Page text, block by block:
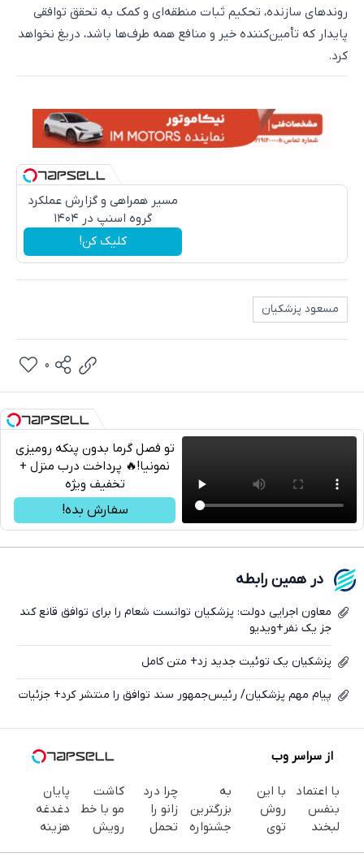
روندهای سازنده، تحکیم ثبات منطقه‌ای و کمک به تحقق توافقی
پایدار که تأمین‌کننده خیر و منافع همه طرف‌ها باشد، دریغ نخواهد
کرد.
مسیر همراهی و گزارش عملکرد
گروه اسنپ در ۱۴۰۴
کلیک کن!
مسعود پزشکیان
تلگرام
واتساپ
0
تو فصل گرما بدون پنکه رومیزی
نمونیا!🔥 پرداخت درب منزل +
تخفیف ویژه
سفارش بده!
در همین رابطه
معاون اجرایی دولت: پزشکیان توانست شعام را برای توافق قانع کند
جز یک نفر+ویدیو
پزشکیان یک توئیت جدید زد+ متن کامل
پیام مهم پزشکیان/ رئیس‌جمهور سند توافق را منتشر کرد+ جزئیات
از سراسر وب
با اعتماد
بنفس
لبخند
با این
روش
توی
به
بزرگترین
جشنواره
چرا درد
زانو را
تحمل
کاشت
مو با خط
رویش
پایان
دغدغه
هزینه